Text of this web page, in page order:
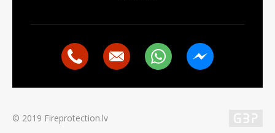
© 2019 Fireprotection.lv